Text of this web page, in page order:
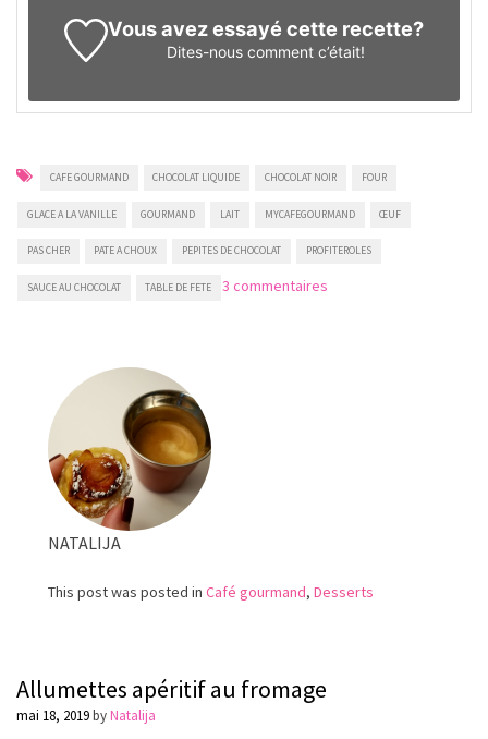
Vous avez essayé cette recette?
Dites-nous comment c’était!
CAFE GOURMAND CHOCOLAT LIQUIDE CHOCOLAT NOIR FOUR
GLACE A LA VANILLE GOURMAND LAIT MYCAFEGOURMAND ŒUF
PAS CHER PATE A CHOUX PEPITES DE CHOCOLAT PROFITEROLES
SAUCE AU CHOCOLAT TABLE DE FETE 3 commentaires
NATALIJA
This post was posted in Café gourmand, Desserts
Allumettes apéritif au fromage
mai 18, 2019byNatalija